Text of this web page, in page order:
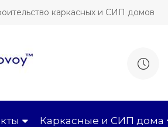
каркасных и СИП домов
Каркасные и СИП дома